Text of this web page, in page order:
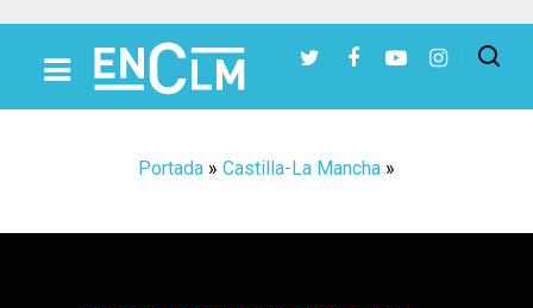
Portada » Castilla-La Mancha »